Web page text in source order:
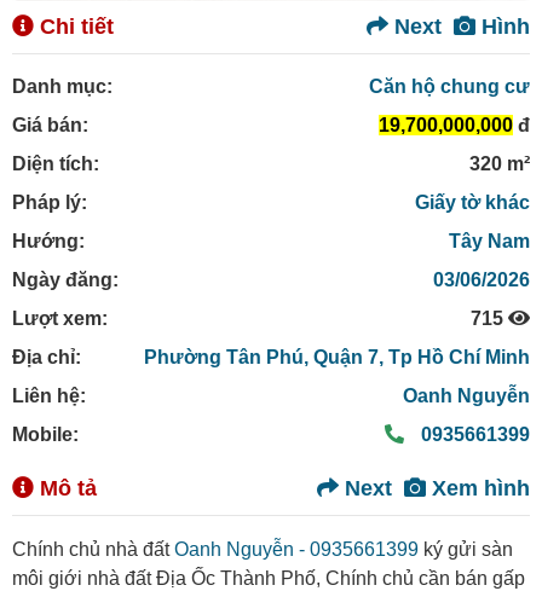
Chi tiết Hình
Next
Danh mục:
Căn hộ chung cư
Giá bán:
19,700,000,000 đ
Diện tích:
320 m²
Pháp lý:
Giấy tờ khác
Hướng:
Tây Nam
Ngày đăng:
03/06/2026
Lượt xem:
715
Địa chỉ:
Phường Tân Phú, Quận 7, Tp Hồ Chí Minh
Liên hệ:
Oanh Nguyễn
Mobile:
0935661399
Mô tả Xem hình
Next
Chính chủ nhà đấtOanh Nguyễn - 0935661399 ký gửi sàn
môi giới nhà đất Địa Ốc Thành Phố, Chính chủ cần bán gấp